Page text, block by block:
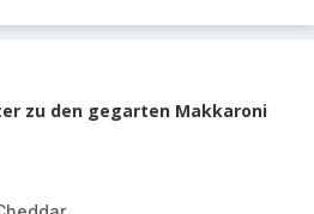
zu den gegarten Makkaroni